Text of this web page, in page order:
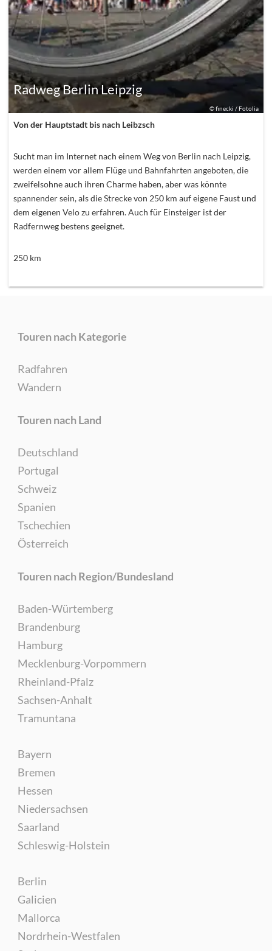
©finecki / Fotolia
Radweg Berlin Leipzig
Von der Hauptstadt bis nach Leibzsch
Sucht man im Internet nach einem Weg von Berlin nach Leipzig,
werden einem vor allem Flüge und Bahnfahrten angeboten, die
zweifelsohne auch ihren Charme haben, aber was könnte
spannender sein, als die Strecke von 250 km auf eigene Faust und
dem eigenen Velo zu erfahren. Auch für Einsteiger ist der
Radfernweg bestens geeignet.
250km
Touren nach Kategorie
Radfahren
Wandern
Touren nach Land
Deutschland
Portugal
Schweiz
Spanien
Tschechien
Österreich
Touren nach Region/Bundesland
Baden-Würtemberg
Brandenburg
Hamburg
Mecklenburg-Vorpommern
Rheinland-Pfalz
Sachsen-Anhalt
Tramuntana
Bayern
Bremen
Hessen
Niedersachsen
Saarland
Schleswig-Holstein
Berlin
Galicien
Mallorca
Nordrhein-Westfalen